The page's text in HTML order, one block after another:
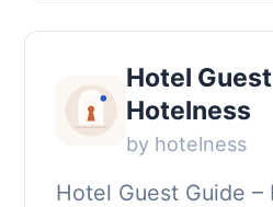
Hotel
Hotelness
by hotelness
Hotel Guest Guide –